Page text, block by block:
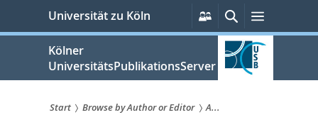
springen
Universität zu Köln
Persönliche
Services
SucheMenü
Kölner
UniversitätsPublikationsServer
Start Browse by Author or Editor
A...